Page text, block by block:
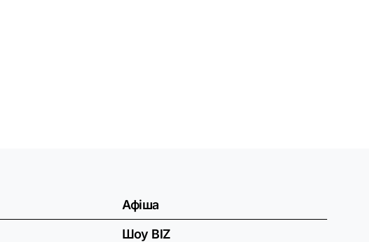
Афіша
Шоу BIZ